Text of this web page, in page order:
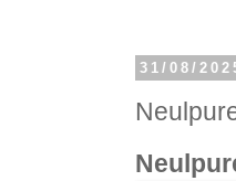
31/08/